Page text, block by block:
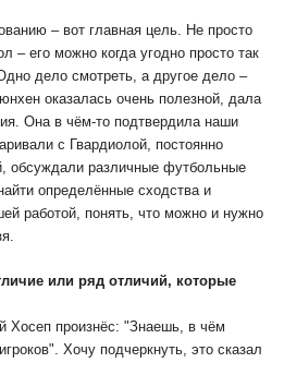
– вот главная цель. Не просто
– его можно когда угодно просто так
дело смотреть, а другое дело –
оказалась очень полезной, дала
Она в чём-то подтвердила наши
с Гвардиолой, постоянно
обсуждали различные футбольные
определённые сходства и
работой, понять, что можно и нужно
или ряд отличий, которые
Хосеп произнёс: "Знаешь, в чём
Хочу подчеркнуть, это сказал